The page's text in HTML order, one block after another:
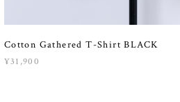
Cotton Gathered T-Shirt BLACK
¥31,900